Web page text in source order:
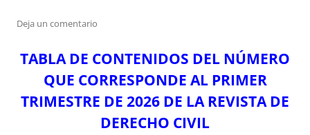
Deja un comentario
TABLA DE CONTENIDOS DEL NÚMERO
QUE CORRESPONDE AL PRIMER
TRIMESTRE DE 2026 DE LA REVISTA DE
DERECHO CIVIL